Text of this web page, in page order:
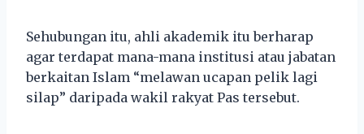
Sehubungan itu, ahli akademik itu berharap
agar terdapat mana-mana institusi atau jabatan
berkaitan Islam “melawan ucapan pelik lagi
silap” daripada wakil rakyat Pas tersebut.